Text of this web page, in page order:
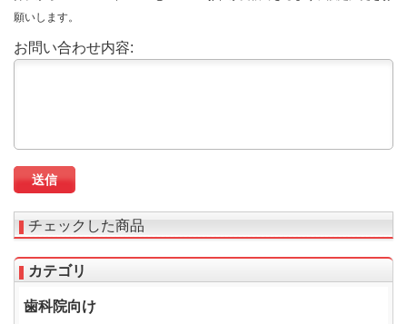
願いします。
お問い合わせ内容:
チェックした商品
カテゴリ
歯科院向け